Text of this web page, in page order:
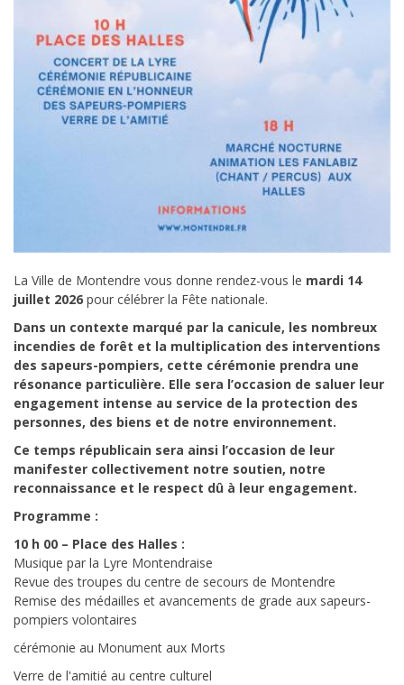
La Ville de Montendre vous donne rendez-vous le mardi 14
juillet 2026 pour célébrer la Fête nationale.
Dans un contexte marqué par la canicule, les nombreux
incendies de forêt et la multiplication des interventions
des sapeurs-pompiers, cette cérémonie prendra une
résonance particulière. Elle sera l’occasion de saluer leur
engagement intense au service de la protection des
personnes, des biens et de notre environnement.
Ce temps républicain sera ainsi l’occasion de leur
manifester collectivement notre soutien, notre
reconnaissance et le respect dû à leur engagement.
Programme :
10 h 00 – Place des Halles :
Musique par la Lyre Montendraise
Revue des troupes du centre de secours de Montendre
Remise des médailles et avancements de grade aux sapeurs-
pompiers volontaires
cérémonie au Monument aux Morts
Verre de l'amitié au centre culturel